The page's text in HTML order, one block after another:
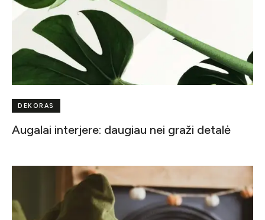
DEKORAS
Augalai interjere: daugiau nei graži detalė